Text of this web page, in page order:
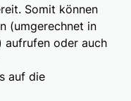
Somit können
(umgerechnet in
aufrufen oder auch
auf die